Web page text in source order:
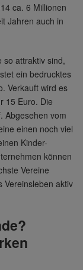
ca. 6 Millionen
Jahren auch in
so attraktiv sind,
ein bedrucktes
Verkauft wird es
15 Euro. Die
Abgesehen vom
einen noch viel
Kinder-
können
Vereine
Vereinsleben aktiv